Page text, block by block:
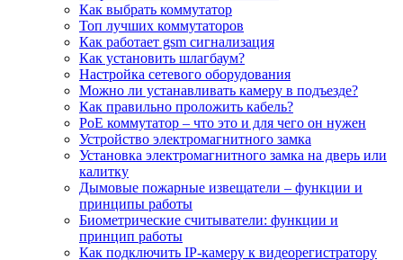
Как выбрать коммутатор
Топ лучших коммутаторов
Как работает gsm сигнализация
Как установить шлагбаум?
Настройка сетевого оборудования
Можно ли устанавливать камеру в подъезде?
Как правильно проложить кабель?
PoE коммутатор – что это и для чего он нужен
Устройство электромагнитного замка
Установка электромагнитного замка на дверь или
калитку
Дымовые пожарные извещатели – функции и
принципы работы
Биометрические считыватели: функции и
принцип работы
Как подключить IP-камеру к видеорегистратору